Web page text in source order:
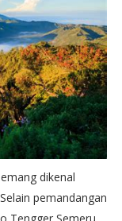
dikenal
pemandangan